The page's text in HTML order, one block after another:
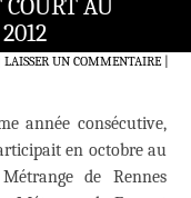
AU
LAISSER UN COMMENTAIRE|
année consécutive,
en octobre au
de Rennes